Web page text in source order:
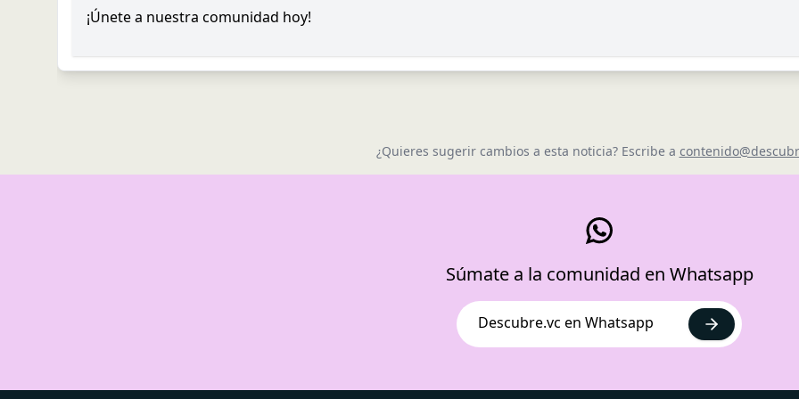
¡Únete a nuestra comunidad hoy!
¿Quieres sugerir cambios a esta noticia? Escribe a
Súmate a la comunidad en Whatsapp
Descubre.vc en Whatsapp